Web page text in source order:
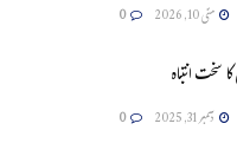
مئی 10, 2026 0
سخت انتباہ
دسمبر 31, 2025 0